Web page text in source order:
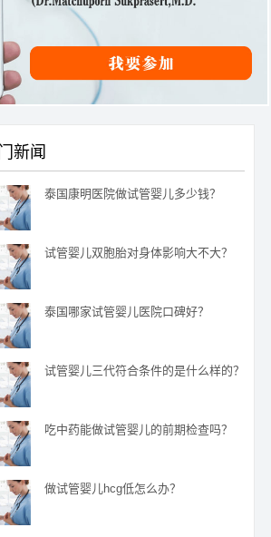
新闻
泰国康明医院做试管婴儿多少钱？
试管婴儿双胞胎对身体影响大不大？
泰国哪家试管婴儿医院口碑好？
试管婴儿三代符合条件的是什么样的？
吃中药能做试管婴儿的前期检查吗？
做试管婴儿hcg低怎么办？